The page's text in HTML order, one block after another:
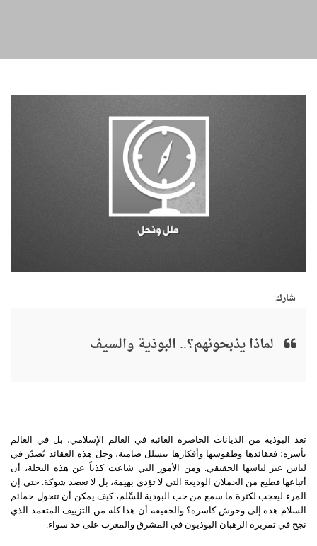
شارك:
لماذا يذبحونهم؟.. البوذية والسيف
تعد البوذية من الديانات الحاضرة الغائبة في العالم الإسلامي، بل في العالم
بأسره؛ فعقائدها وطقوسها وأفكارها تتسلل صامتة، وجل هذه العقائد يُصدّر في
لباس غير لباسها الحقيقي. ومن الأمور التي شاعت كذباً عن هذه النحلة، أن
أتباعها قطيع من الحملان الوديعة التي لا تؤذي بهيمة، بل لا تعضد شوكة. حتى إن
المرء ليعجب لكثرة ما سمع من حب البوذية للسِّلم، كيف يمكن أن تتحول حمائم
السلام هذه إلى وحوش كاسرة؟ والحقيقة أن هذا كله من التزييف المتعمد الذي
نجح في تمريره الرهبان البوذيون في المشرق والمغرب على حد سواء.